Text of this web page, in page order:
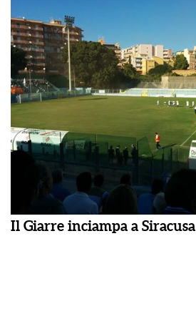
Il Giarre inciampa a Siracusa